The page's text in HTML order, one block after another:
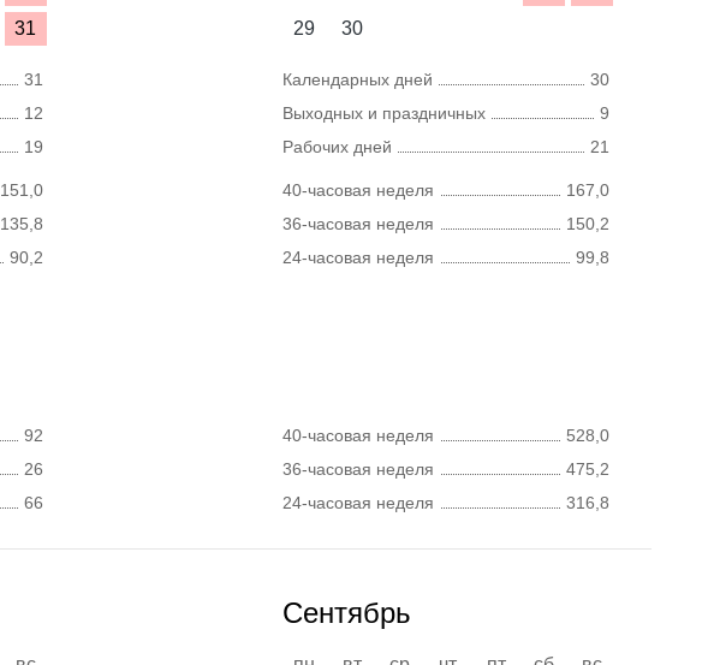
31
31
12
19
151,0
135,8
90,2
29
30
Календарных дней
30
Выходных и праздничных
9
Рабочих дней
21
40-часовая неделя
167,0
36-часовая неделя
150,2
24-часовая неделя
99,8
92
26
66
40-часовая неделя
528,0
36-часовая неделя
475,2
24-часовая неделя
316,8
Сентябрь